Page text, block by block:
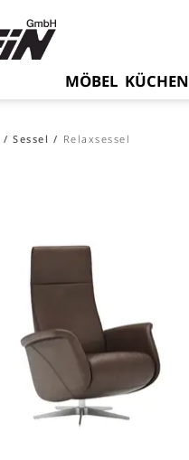
MÖBEL KÜCHEN
Sessel Relaxsessel